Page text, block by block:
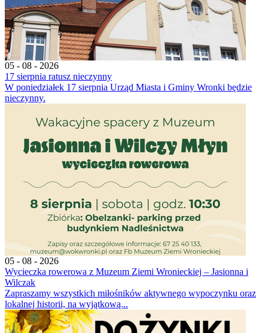
05 - 08 - 2026
17 sierpnia ratusz nieczynny
W poniedziałek 17 sierpnia Urząd Miasta i Gminy Wronki będzie
nieczynny.
05 - 08 - 2026
Wycieczka rowerowa z Muzeum Ziemi Wronieckiej – Jasionna i
Wilczak
Zapraszamy wszystkich miłośników aktywnego wypoczynku oraz
lokalnej historii, na wyjątkową...